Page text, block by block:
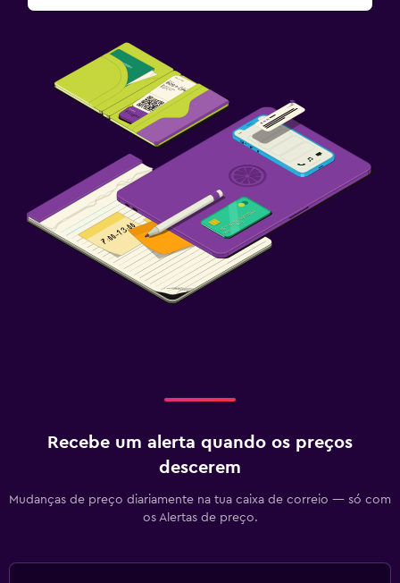
Quarto
Tomada junto à cama
Suporte para cabides
Roupeiro ou armário
Loja de presentes
Aluguer de bicicletas
Equitação
Ginásio
Recebe um alerta quando os preços
descerem
Mudanças de preço diariamente na tua caixa de correio — só com
os Alertas de preço.